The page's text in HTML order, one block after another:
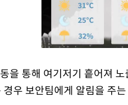
을 통해 여기저기 흩어져
우 보안팀에게 알림을 주